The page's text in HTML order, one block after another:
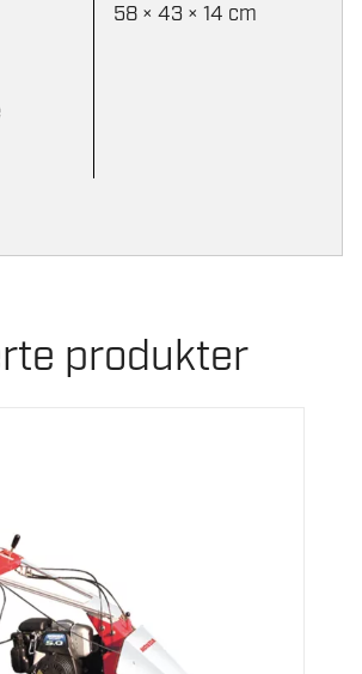
58 × 43 × 14 cm
produkter